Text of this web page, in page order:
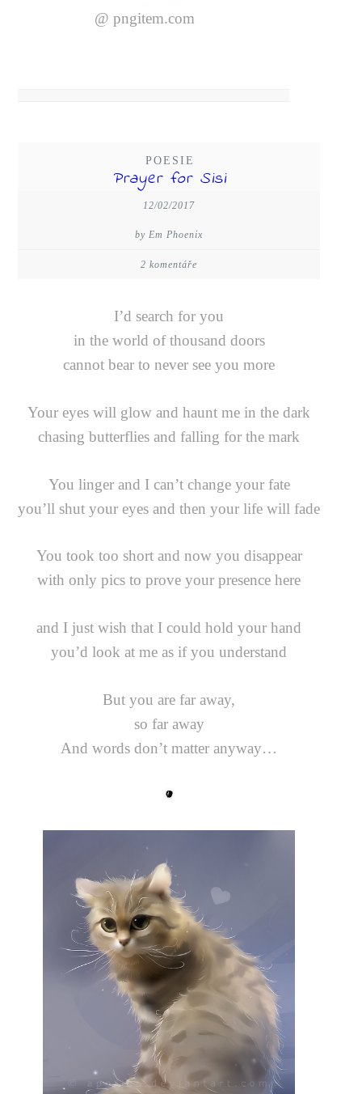
@ pngitem.com
POESIE
Prayer for Sisi
12/02/2017
by Em Phoenix
2 komentáře
I’d search for you
in the world of thousand doors
cannot bear to never see you more
Your eyes will glow and haunt me in the dark
chasing butterflies and falling for the mark
You linger and I can’t change your fate
you’ll shut your eyes and then your life will fade
You took too short and now you disappear
with only pics to prove your presence here
and I just wish that I could hold your hand
you’d look at me as if you understand
But you are far away,
so far away
And words don’t matter anyway…